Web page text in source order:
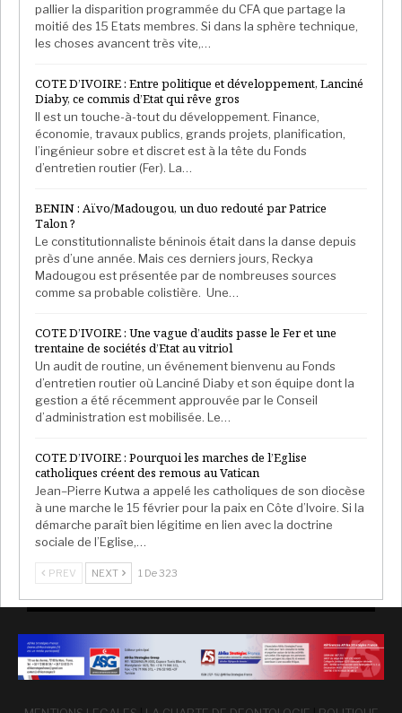
pallier la disparition programmée du CFA que partage la
moitié des 15 Etats membres. Si dans la sphère technique,
les choses avancent très vite,…
COTE D’IVOIRE : Entre politique et développement, Lanciné
Diaby, ce commis d’Etat qui rêve gros
Il est un touche-à-tout du développement. Finance,
économie, travaux publics, grands projets, planification,
l’ingénieur sobre et discret est à la tête du Fonds
d’entretien routier (Fer). La…
BENIN : Aïvo/Madougou, un duo redouté par Patrice
Talon ?
Le constitutionnaliste béninois était dans la danse depuis
près d’une année. Mais ces derniers jours, Reckya
Madougou est présentée par de nombreuses sources
comme sa probable colistière. Une…
COTE D’IVOIRE : Une vague d’audits passe le Fer et une
trentaine de sociétés d’Etat au vitriol
Un audit de routine, un événement bienvenu au Fonds
d’entretien routier où Lanciné Diaby et son équipe dont la
gestion a été récemment approuvée par le Conseil
d’administration est mobilisée. Le…
COTE D’IVOIRE : Pourquoi les marches de l’Eglise
catholiques créent des remous au Vatican
Jean–Pierre Kutwa a appelé les catholiques de son diocèse
à une marche le 15 février pour la paix en Côte d’Ivoire. Si la
démarche paraît bien légitime en lien avec la doctrine
sociale de l’Eglise,…
PREV NEXT 1 De 323